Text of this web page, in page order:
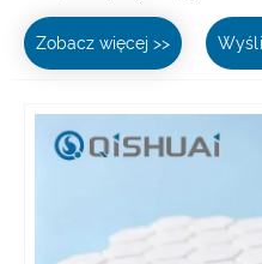
Zobacz więcej >>